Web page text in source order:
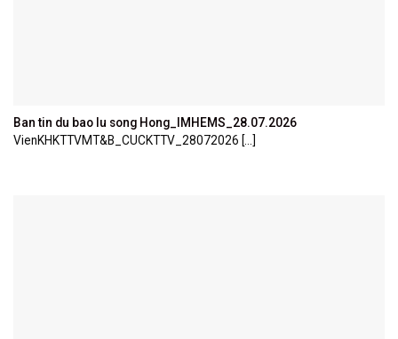
Ban tin du bao lu song Hong_IMHEMS_28.07.2026
VienKHKTTVMT&B_CUCKTTV_28072026 [...]